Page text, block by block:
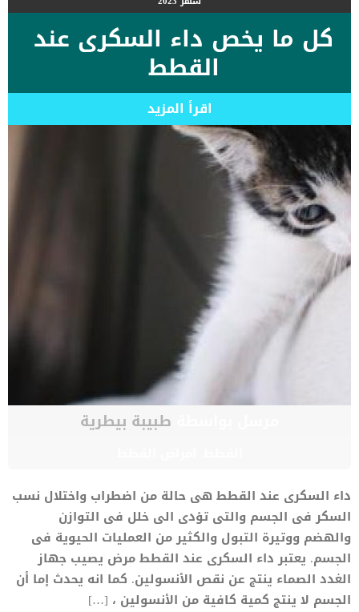
كل ما يخص داء السكرى عند
القطط
اقرأ المزيد
طبيبة بيطرية
داء السكرى عند القطط هى حالة من اضطراب واختلال نسب
السكر فى الجسم والتى تؤدى الى خلل فى التوازن
والهضم ووتيرة التبول والكثير من العمليات الحيوية فى
الجسم. يعتبر داء السكرى عند القطط مرض يصيب جهاز
الغدد الصماء ينتج عن نقص الأنسولين. كما انه يحدث إما أن
الجسم لا ينتج كمية كافية من الأنسولين ، […]